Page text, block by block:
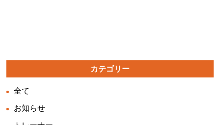
カテゴリー
全て
お知らせ